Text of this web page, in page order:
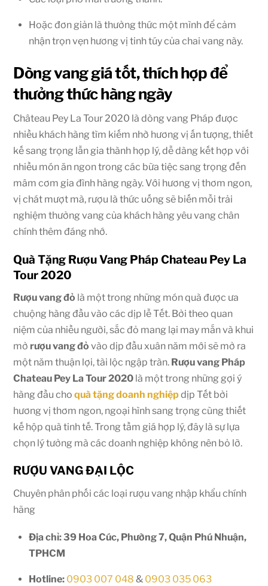
Hoặc đơn giản là thưởng thức một mình để cảm
nhận trọn vẹn hương vị tinh túy của chai vang này.
Dòng vang giá tốt, thích hợp để
thưởng thức hàng ngày
Château Pey La Tour 2020 là dòng vang Pháp được
nhiều khách hàng tìm kiếm nhờ hương vị ấn tượng, thiết
kế sang trọng lẫn gia thành hợp lý, dễ dàng kết hợp với
nhiều món ăn ngon trong các bữa tiệc sang trọng đến
mâm cơm gia đình hàng ngày. Với hương vị thơm ngon,
vị chát mượt mà, rượu là thức uống sẽ biến mỗi trải
nghiệm thưởng vang của khách hàng yêu vang chân
chính thêm đáng nhớ.
Quà Tặng Rượu Vang Pháp Chateau Pey La
Tour 2020
Rượu vang đỏ là một trong những món quà được ưa
chuộng hàng đầu vào các dịp lễ Tết. Bởi theo quan
niệm của nhiều người, sắc đỏ mang lại may mắn và khui
mở rượu vang đỏ vào dịp đầu xuân năm mới sẽ mở ra
một năm thuận lợi, tài lộc ngập tràn. Rượu vang Pháp
Chateau Pey La Tour 2020 là một trong những gợi ý
hàng đầu choquà tặng doanh nghiệpdịp Tết bởi
hương vị thơm ngon, ngoại hình sang trọng cùng thiết
kế hộp quà tinh tế. Trong tầm giá hợp lý, đây là sự lựa
chọn lý tưởng mà các doanh nghiệp không nên bỏ lỡ.
RƯỢU VANG ĐẠI LỘC
Chuyên phân phối các loại rượu vang nhập khẩu chính
hãng
Địa chỉ: 39 Hoa Cúc, Phường 7, Quận Phú Nhuận,
TPHCM
Hotline: 0903 007 048 & 0903 035 063